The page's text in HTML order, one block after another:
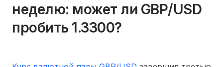
неделю: может ли GBP/USD
пробить 1.3300?